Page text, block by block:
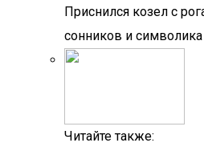
Приснился козел с
сонников и символика
Читайте также: